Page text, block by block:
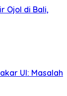
Ojol di Bali,
UI: Masalah